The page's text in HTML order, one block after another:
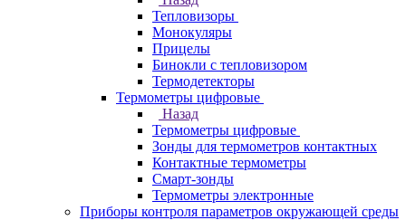
Тепловизоры
Монокуляры
Прицелы
Бинокли с тепловизором
Термодетекторы
Термометры цифровые
Назад
Термометры цифровые
Зонды для термометров контактных
Контактные термометры
Смарт-зонды
Термометры электронные
Приборы контроля параметров окружающей среды